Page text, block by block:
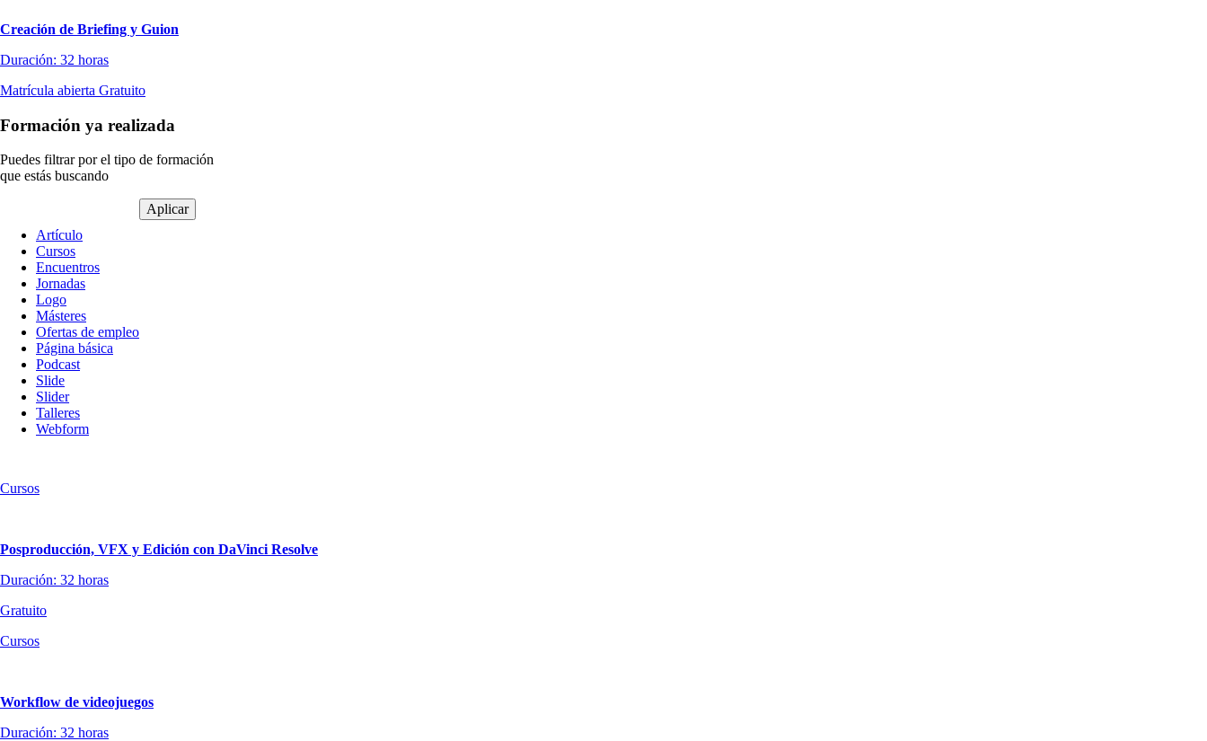
Creación de Briefing y Guion
Duración: 32 horas
Matrícula abierta Gratuito
Formación ya realizada
Puedes filtrar por el tipo de formación
que estás buscando
contenido
Artículo
Cursos
Encuentros
Jornadas
Logo
Másteres
Ofertas de empleo
Página básica
Podcast
Slide
Slider
Talleres
Webform
Cursos
Posproducción, VFX y Edición con DaVinci Resolve
Duración: 32 horas
Gratuito
Cursos
Workflow de videojuegos
Duración: 32 horas